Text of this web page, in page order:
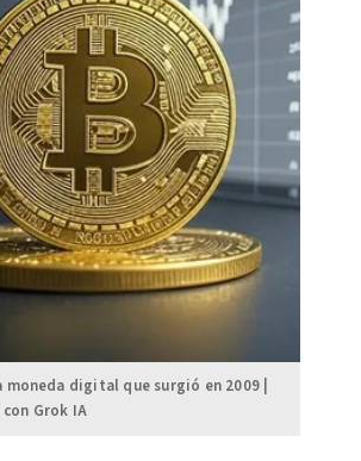
moneda digital que surgió en 2009 |
Grok IA